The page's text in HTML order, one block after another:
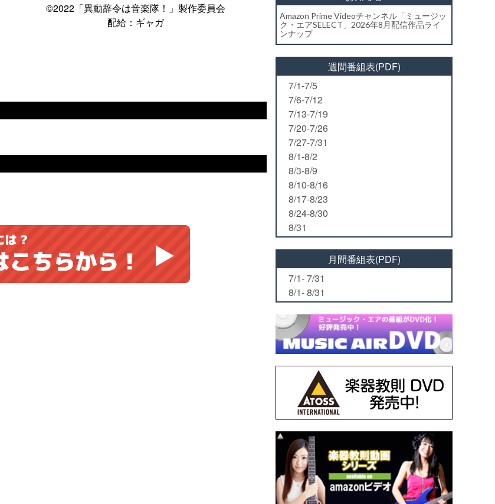
©2022「異動辞令は音楽隊！」製作委員会
配給：ギャガ
Amazon Prime Videoチャンネル「ミュージッ
ク・エアSELECT」2026年8月配信作品ライ
ンナップ
週間番組表(PDF)
7/1-7/5
7/6-7/12
7/13-7/19
7/20-7/26
7/27-7/31
8/1-8/2
8/3-8/9
8/10-8/16
8/17-8/23
8/24-8/30
8/31
月間番組表(PDF)
7/1- 7/31
8/1- 8/31